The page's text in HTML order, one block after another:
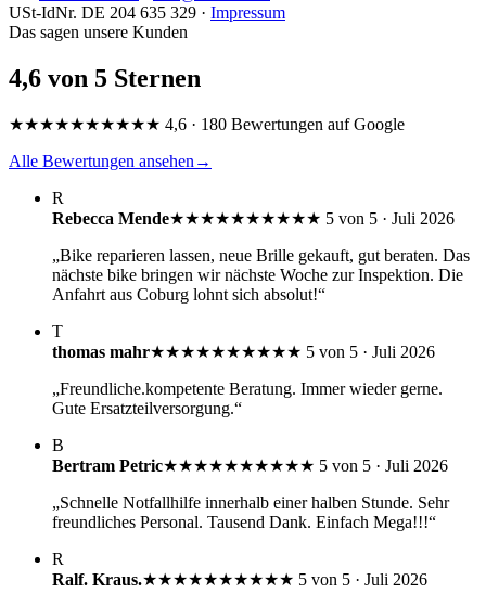
USt-IdNr. DE 204 635 329 · Impressum
Das sagen unsere Kunden
4,6 von 5 Sternen
★★★★★★★★★★ 4,6 · 180 Bewertungen auf Google
Alle Bewertungen ansehen→
R
Rebecca Mende★★★★★★★★★★ 5 von 5 · Juli 2026
„Bike reparieren lassen, neue Brille gekauft, gut beraten. Das
nächste bike bringen wir nächste Woche zur Inspektion. Die
Anfahrt aus Coburg lohnt sich absolut!“
T
thomas mahr★★★★★★★★★★ 5 von 5 · Juli 2026
„Freundliche.kompetente Beratung. Immer wieder gerne.
Gute Ersatzteilversorgung.“
B
Bertram Petric★★★★★★★★★★ 5 von 5 · Juli 2026
„Schnelle Notfallhilfe innerhalb einer halben Stunde. Sehr
freundliches Personal. Tausend Dank. Einfach Mega!!!“
R
Ralf. Kraus.★★★★★★★★★★ 5 von 5 · Juli 2026